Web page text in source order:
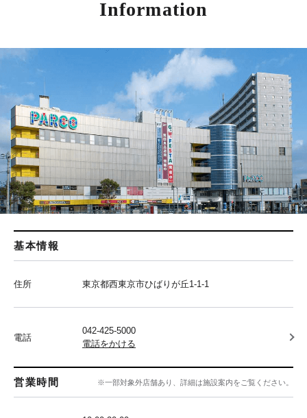
Information
基本情報
住所 東京都西東京市ひばりが丘1-1-1
電話
042-425-5000
電話をかける
営業時間 ※一部対象外店舗あり、詳細は施設案内をご覧ください。